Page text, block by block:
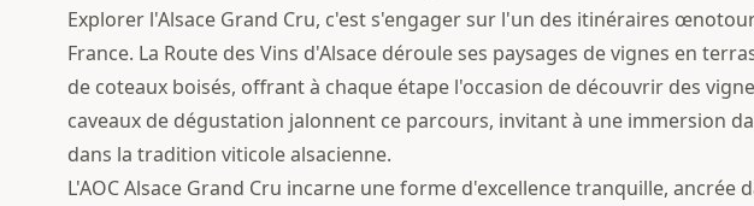
Explorer l'Alsace Grand Cru, c'est s'engager sur l'un des itinéraires
France. La Route des Vins d'Alsace déroule ses paysages de vignes en
de coteaux boisés, offrant à chaque étape l'occasion de découvrir des
caveaux de dégustation jalonnent ce parcours, invitant à une immersion
dans la tradition viticole alsacienne.
L'AOC Alsace Grand Cru incarne une forme d'excellence tranquille, ancrée